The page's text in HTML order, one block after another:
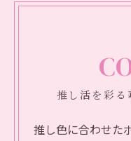
推し活を彩る
推し色に合わせた